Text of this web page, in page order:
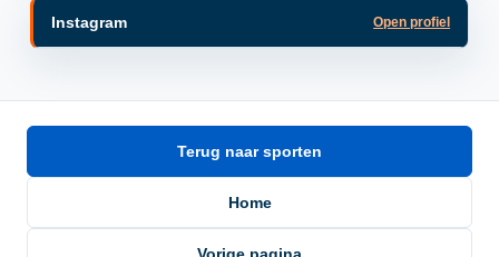
Instagram Open profiel
Terug naar sporten
Home
Vorige pagina